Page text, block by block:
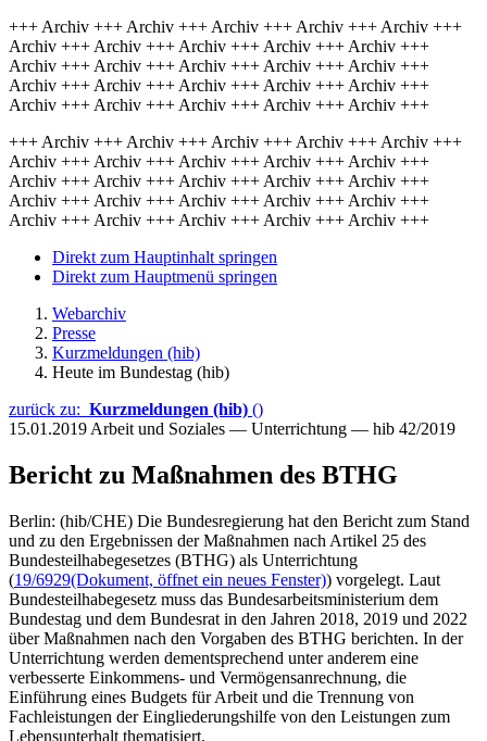
+++ Archiv +++ Archiv +++ Archiv +++ Archiv +++ Archiv +++
Archiv +++ Archiv +++ Archiv +++ Archiv +++ Archiv +++
Archiv +++ Archiv +++ Archiv +++ Archiv +++ Archiv +++
Archiv +++ Archiv +++ Archiv +++ Archiv +++ Archiv +++
Archiv +++ Archiv +++ Archiv +++ Archiv +++ Archiv +++
+++ Archiv +++ Archiv +++ Archiv +++ Archiv +++ Archiv +++
Archiv +++ Archiv +++ Archiv +++ Archiv +++ Archiv +++
Archiv +++ Archiv +++ Archiv +++ Archiv +++ Archiv +++
Archiv +++ Archiv +++ Archiv +++ Archiv +++ Archiv +++
Archiv +++ Archiv +++ Archiv +++ Archiv +++ Archiv +++
Direkt zum Hauptinhalt springen
Direkt zum Hauptmenü springen
Webarchiv
Presse
Kurzmeldungen (hib)
Heute im Bundestag (hib)
zurück zu: Kurzmeldungen (hib) ()
15.01.2019 Arbeit und Soziales — Unterrichtung — hib 42/2019
Bericht zu Maßnahmen des BTHG
Berlin: (hib/CHE) Die Bundesregierung hat den Bericht zum Stand
und zu den Ergebnissen der Maßnahmen nach Artikel 25 des
Bundesteilhabegesetzes (BTHG) als Unterrichtung
(19/6929(Dokument, öffnet ein neues Fenster)) vorgelegt. Laut
Bundesteilhabegesetz muss das Bundesarbeitsministerium dem
Bundestag und dem Bundesrat in den Jahren 2018, 2019 und 2022
über Maßnahmen nach den Vorgaben des BTHG berichten. In der
Unterrichtung werden dementsprechend unter anderem eine
verbesserte Einkommens- und Vermögensanrechnung, die
Einführung eines Budgets für Arbeit und die Trennung von
Fachleistungen der Eingliederungshilfe von den Leistungen zum
Lebensunterhalt thematisiert.